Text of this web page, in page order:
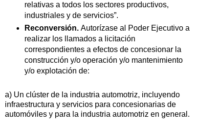
relativas a todos los sectores productivos,
industriales y de servicios”.
Reconversión. Autorízase al Poder Ejecutivo a
realizar los llamados a licitación
correspondientes a efectos de concesionar la
construcción y/o operación y/o mantenimiento
y/o explotación de:
a) Un clúster de la industria automotriz, incluyendo
infraestructura y servicios para concesionarias de
automóviles y para la industria automotriz en general.